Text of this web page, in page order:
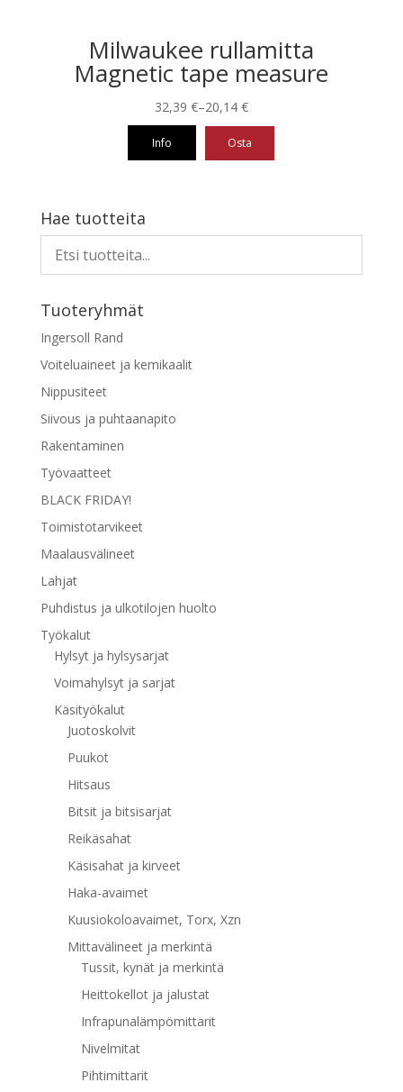
Milwaukee rullamitta
Magnetic tape measure
20,14 €
–
32,39 €Hintaluokka:
20,14 €
Info Osta
on
useampi
muunnelma.
Voit
valinnat
tuotteen
sivulla.
Hae tuotteita
Tuoteryhmät
Ingersoll Rand
Voiteluaineet ja kemikaalit
Nippusiteet
Siivous ja puhtaanapito
Rakentaminen
Työvaatteet
BLACK FRIDAY!
Toimistotarvikeet
Maalausvälineet
Lahjat
Puhdistus ja ulkotilojen huolto
Työkalut
Hylsyt ja hylsysarjat
Voimahylsyt ja sarjat
Käsityökalut
Juotoskolvit
Puukot
Hitsaus
Bitsit ja bitsisarjat
Reikäsahat
Käsisahat ja kirveet
Haka-avaimet
Kuusiokoloavaimet, Torx, Xzn
Mittavälineet ja merkintä
Tussit, kynät ja merkintä
Heittokellot ja jalustat
Infrapunalämpömittarit
Nivelmitat
Pihtimittarit